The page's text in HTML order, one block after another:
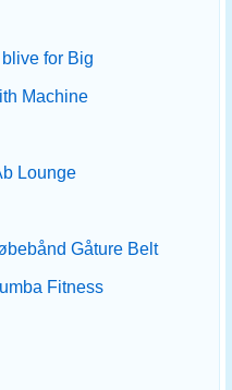
for Big
Machine
Lounge
Gåture Belt
Fitness